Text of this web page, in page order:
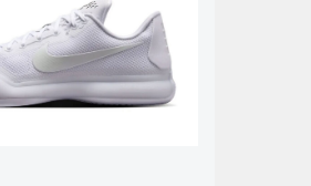
érte el